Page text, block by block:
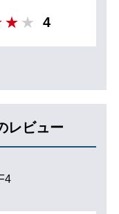
4
レビュー